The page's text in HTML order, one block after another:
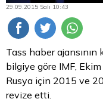
29.09.2015 Salı 10:43
Tass haber ajansının
bilgiye göre IMF,
Rusya için 2015 ve
revize etti.